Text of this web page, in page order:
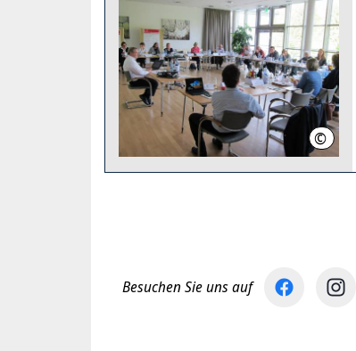
© LHH
Besuchen Sie uns auf